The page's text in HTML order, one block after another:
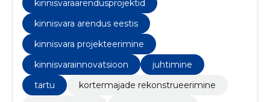
kinnisvaraarendusprojektid
kinnisvara arendus eestis
kinnisvara projekteerimine
kinnisvarainnovatsioon
juhtimine
tartu
kortermajade rekonstrueerimine